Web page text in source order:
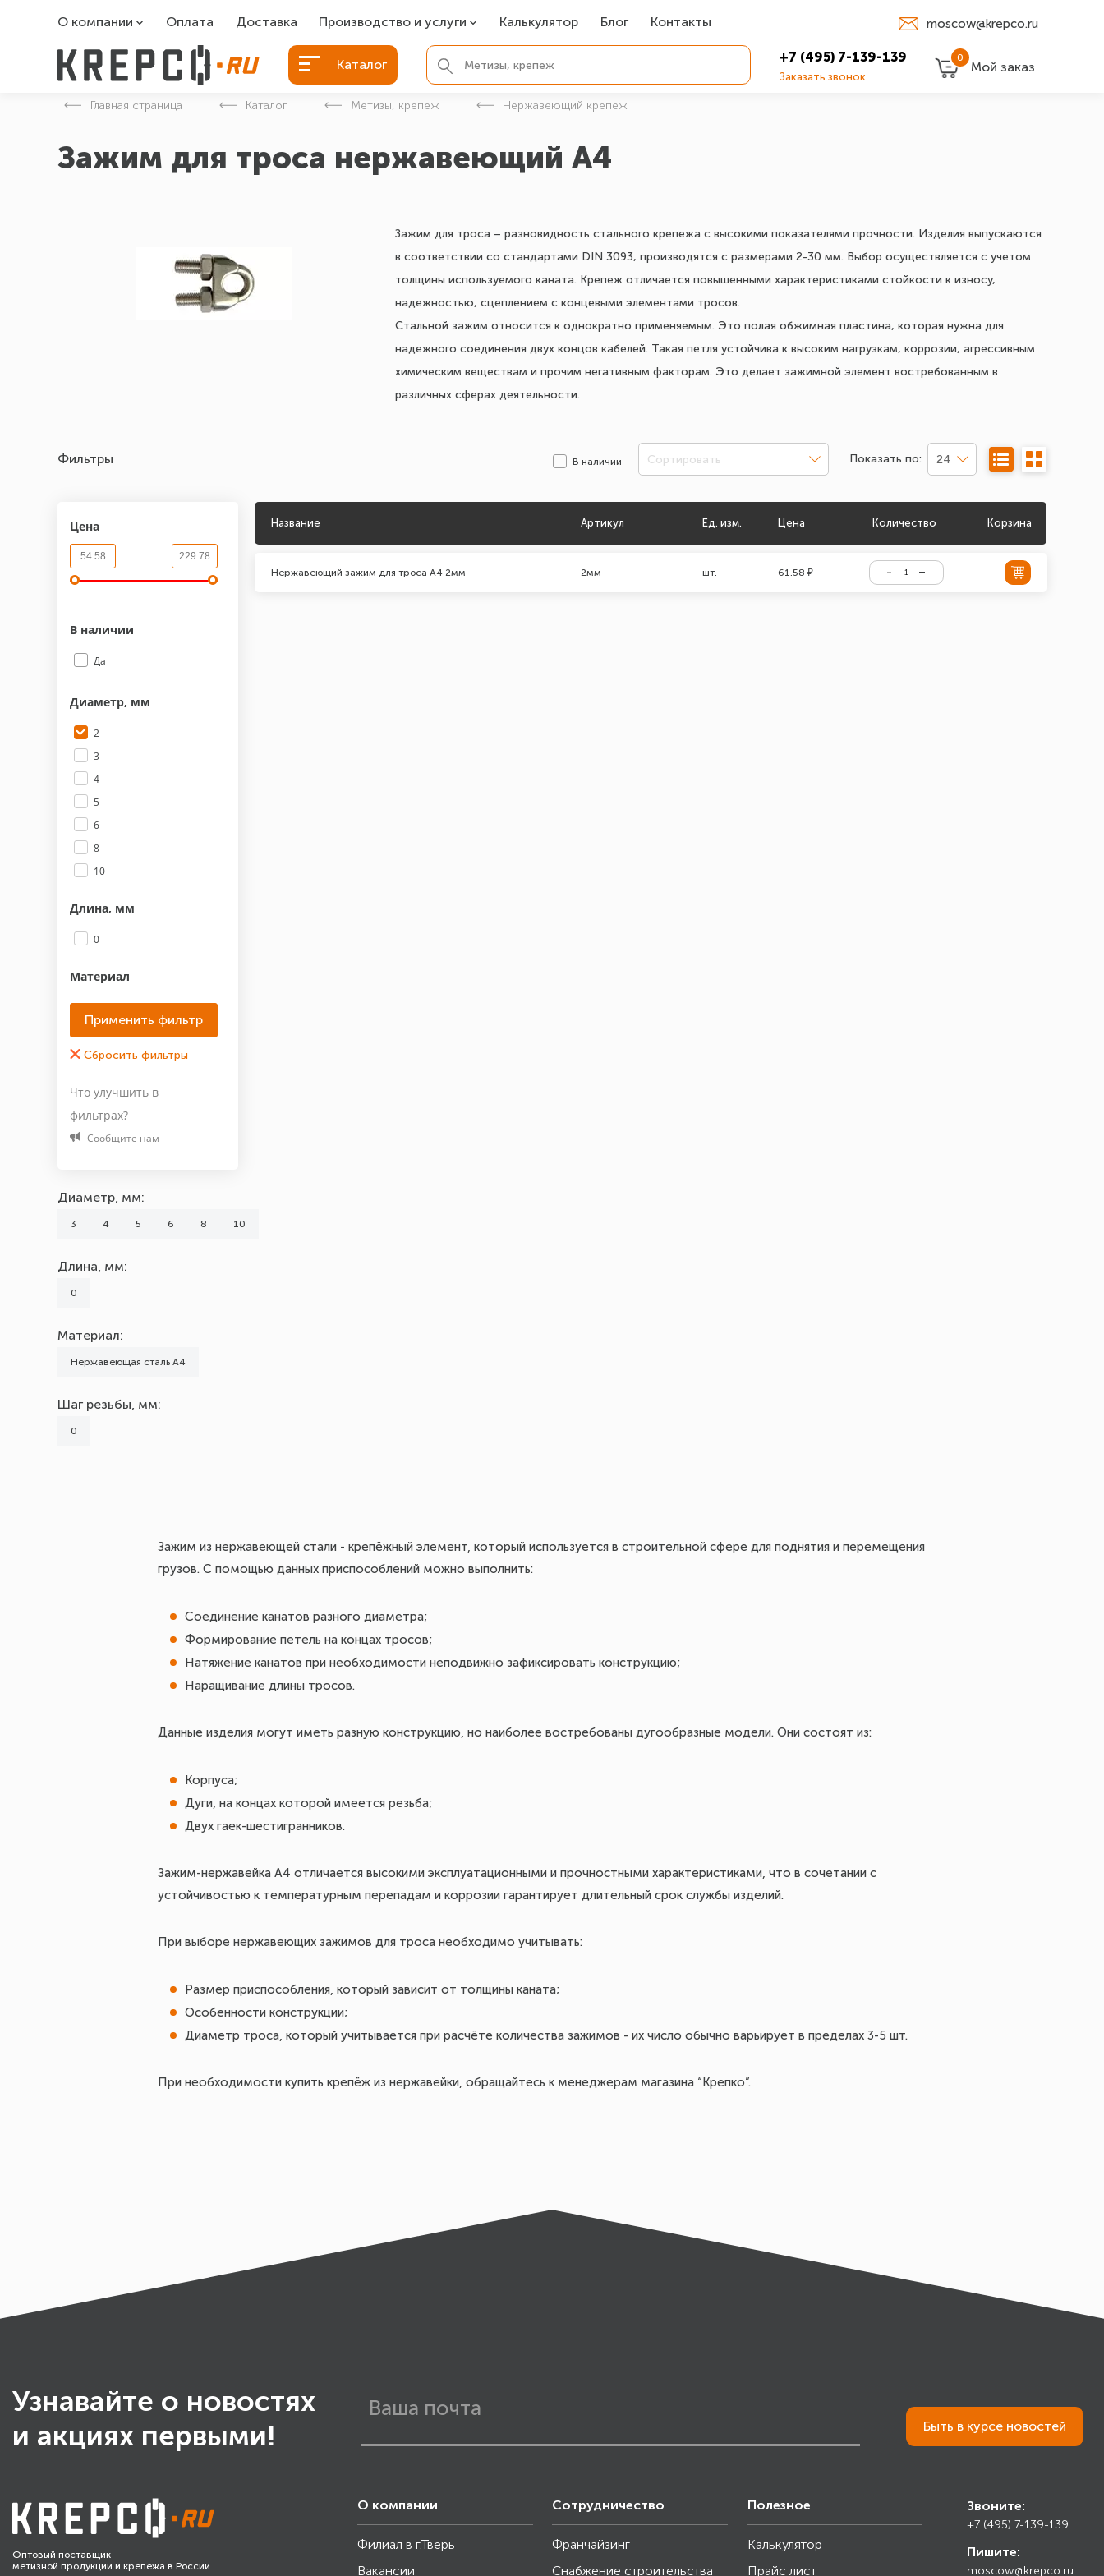
О компании
О компании
Оплата Доставка Производство и услуги
Болты БСР
Болты для фундамента
Закладные детали
Калькулятор Блог Контакты moscow@krepco.ru
Каталог +7 (495) 7-139-139
Заказать звонок
0
Мой заказ
Главная страница Каталог Метизы, крепеж Нержавеющий крепеж
Зажим для троса нержавеющий A4
Зажим для троса – разновидность стального крепежа с высокими показателями прочности. Изделия выпускаются
в соответствии со стандартами DIN 3093, производятся с размерами 2-30 мм. Выбор осуществляется с учетом
толщины используемого каната. Крепеж отличается повышенными характеристиками стойкости к износу,
надежностью, сцеплением с концевыми элементами тросов.
Стальной зажим относится к однократно применяемым. Это полая обжимная пластина, которая нужна для
надежного соединения двух концов кабелей. Такая петля устойчива к высоким нагрузкам, коррозии, агрессивным
химическим веществам и прочим негативным факторам. Это делает зажимной элемент востребованным в
различных сферах деятельности.
Фильтры В наличии Сортировать Показать по: 24
Цена
В наличии
Да
Диаметр, мм
2
3
4
5
6
8
10
Длина, мм
0
Материал
Нержавеющая сталь А4
Шаг резьбы, мм
0
Что улучшить в
фильтрах?
Сообщите нам
Название Артикул Ед. изм. Цена Количество Корзина
Нержавеющий зажим для троса А4 2мм 2мм шт. 61.58 ₽
Диаметр, мм:
3 4 5 6 8 10
Длина, мм:
0
Материал:
Нержавеющая сталь А4
Шаг резьбы, мм:
0
Зажим из нержавеющей стали - крепёжный элемент, который используется в строительной сфере для поднятия и перемещения
грузов. С помощью данных приспособлений можно выполнить:
Соединение канатов разного диаметра;
Формирование петель на концах тросов;
Натяжение канатов при необходимости неподвижно зафиксировать конструкцию;
Наращивание длины тросов.
Данные изделия могут иметь разную конструкцию, но наиболее востребованы дугообразные модели. Они состоят из:
Корпуса;
Дуги, на концах которой имеется резьба;
Двух гаек-шестигранников.
Зажим-нержавейка A4 отличается высокими эксплуатационными и прочностными характеристиками, что в сочетании с
устойчивостью к температурным перепадам и коррозии гарантирует длительный срок службы изделий.
При выборе нержавеющих зажимов для троса необходимо учитывать:
Размер приспособления, который зависит от толщины каната;
Особенности конструкции;
Диаметр троса, который учитывается при расчёте количества зажимов - их число обычно варьирует в пределах 3-5 шт.
При необходимости купить крепёж из нержавейки, обращайтесь к менеджерам магазина “Крепко”.
Узнавайте о новостях
и акциях первыми!
Быть в курсе новостей
Оптовый поставщик
метизной продукции и крепежа в России
О компании
Филиал в г.Тверь
Вакансии
Сотрудничество
Франчайзинг
Снабжение строительства
Полезное
Калькулятор
Прайс лист
Звоните:
+7 (495) 7-139-139
Пишите:
moscow@krepco.ru